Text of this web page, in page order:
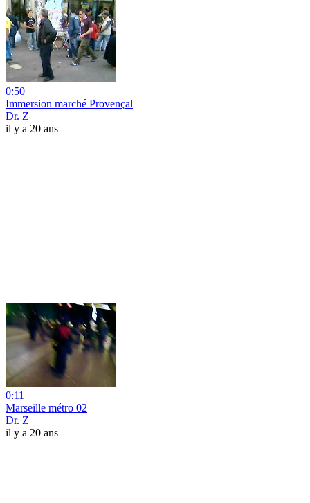
0:50
Immersion marché Provençal
Dr. Z
il y a 20 ans
0:11
Marseille métro 02
Dr. Z
il y a 20 ans